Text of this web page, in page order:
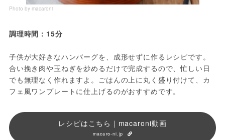
Photo by macaroni
調理時間：15分
子供が大好きなハンバーグを、成形せずに作るレシピです。
合い挽き肉や玉ねぎを炒めるだけで完成するので、忙しい日
でも無理なく作れますよ。ごはんの上に丸く盛り付けて、カ
フェ風ワンプレートに仕上げるのがおすすめです。
レシピはこちら｜macaroni動画
macaro-ni.jp